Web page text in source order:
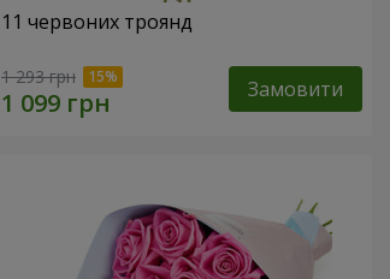
11 червоних троянд
1 293 грн Замовити